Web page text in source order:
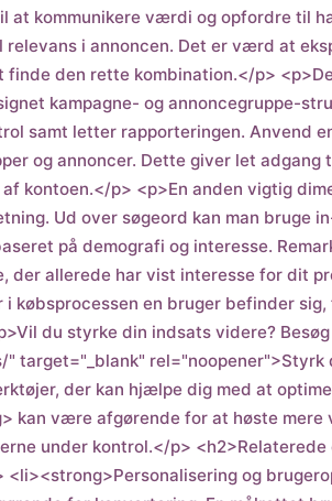
at kommunikere værdi og opfordre til
relevans i annoncen. Det er værd at
den rette kombination.</p>
kampagne- og annoncegruppe-
samt letter rapporteringen. Anvend
og annoncer. Dette giver let
kontoen.</p> <p>En anden vigtig
Ud over søgeord kan man bruge
på demografi og interesse.
der allerede har vist interesse for dit
købsprocessen en bruger befinder sig,
du styrke din indsats videre?
rel="noopener">Styrk
der kan hjælpe dig med at
kan være afgørende for at høste mere
under kontrol.</p> <h2>Relaterede
<li><strong>Personalisering og